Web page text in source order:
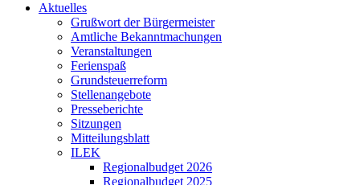
Aktuelles
Grußwort der Bürgermeister
Amtliche Bekanntmachungen
Veranstaltungen
Ferienspaß
Grundsteuerreform
Stellenangebote
Presseberichte
Sitzungen
Mitteilungsblatt
ILEK
Regionalbudget 2026
Regionalbudget 2025